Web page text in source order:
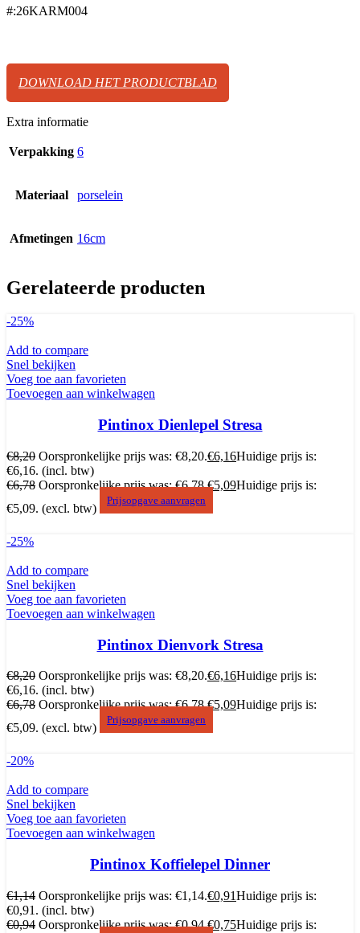
#:26KARM004
DOWNLOAD HET PRODUCTBLAD
Extra informatie
Verpakking 6
Materiaal porselein
Afmetingen 16cm
Gerelateerde producten
-25%
Add to compare
Snel bekijken
Voeg toe aan favorieten
Toevoegen aan winkelwagen
Pintinox Dienlepel Stresa
€8,20 Oorspronkelijke prijs was: €8,20.€6,16Huidige prijs is:
€6,16. (incl. btw)
€6,78 Oorspronkelijke prijs was: €6,78.€5,09Huidige prijs is:
€5,09. (excl. btw)
Prijsopgave aanvragen
-25%
Add to compare
Snel bekijken
Voeg toe aan favorieten
Toevoegen aan winkelwagen
Pintinox Dienvork Stresa
€8,20 Oorspronkelijke prijs was: €8,20.€6,16Huidige prijs is:
€6,16. (incl. btw)
€6,78 Oorspronkelijke prijs was: €6,78.€5,09Huidige prijs is:
€5,09. (excl. btw)
Prijsopgave aanvragen
-20%
Add to compare
Snel bekijken
Voeg toe aan favorieten
Toevoegen aan winkelwagen
Pintinox Koffielepel Dinner
€1,14 Oorspronkelijke prijs was: €1,14.€0,91Huidige prijs is:
€0,91. (incl. btw)
€0,94 Oorspronkelijke prijs was: €0,94.€0,75Huidige prijs is: